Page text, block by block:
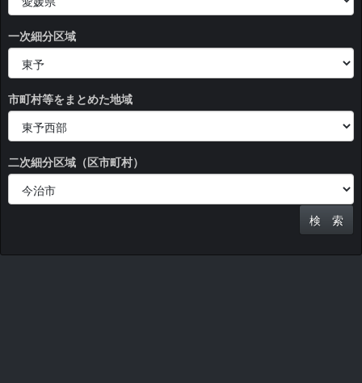
一次細分区域
市町村等をまとめた地域
二次細分区域（区市町村）